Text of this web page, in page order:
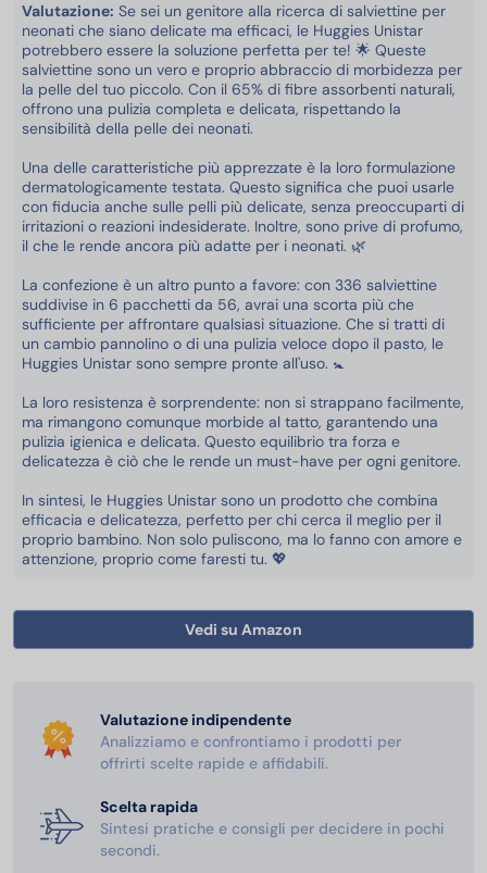
Valutazione: Se sei un genitore alla ricerca di salviettine per
neonati che siano delicate ma efficaci, le Huggies Unistar
potrebbero essere la soluzione perfetta per te! 🌟 Queste
salviettine sono un vero e proprio abbraccio di morbidezza per
la pelle del tuo piccolo. Con il 65% di fibre assorbenti naturali,
offrono una pulizia completa e delicata, rispettando la
sensibilità della pelle dei neonati.
Una delle caratteristiche più apprezzate è la loro formulazione
dermatologicamente testata. Questo significa che puoi usarle
con fiducia anche sulle pelli più delicate, senza preoccuparti di
irritazioni o reazioni indesiderate. Inoltre, sono prive di profumo,
il che le rende ancora più adatte per i neonati. 🌿
La confezione è un altro punto a favore: con 336 salviettine
suddivise in 6 pacchetti da 56, avrai una scorta più che
sufficiente per affrontare qualsiasi situazione. Che si tratti di
un cambio pannolino o di una pulizia veloce dopo il pasto, le
Huggies Unistar sono sempre pronte all'uso. 🚼
La loro resistenza è sorprendente: non si strappano facilmente,
ma rimangono comunque morbide al tatto, garantendo una
pulizia igienica e delicata. Questo equilibrio tra forza e
delicatezza è ciò che le rende un must-have per ogni genitore.
In sintesi, le Huggies Unistar sono un prodotto che combina
efficacia e delicatezza, perfetto per chi cerca il meglio per il
proprio bambino. Non solo puliscono, ma lo fanno con amore e
attenzione, proprio come faresti tu. 💖
Vedi su Amazon
Valutazione indipendente
Analizziamo e confrontiamo i prodotti per
offrirti scelte rapide e affidabili.
Scelta rapida
Sintesi pratiche e consigli per decidere in pochi
secondi.